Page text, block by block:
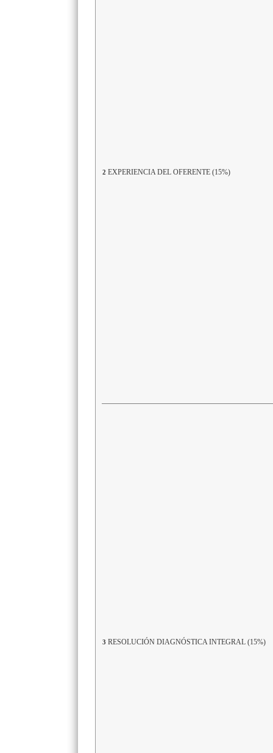
2 EXPERIENCIA DEL OFERENTE (15%)
3 RESOLUCIÓN DIAGNÓSTICA INTEGRAL (15%)